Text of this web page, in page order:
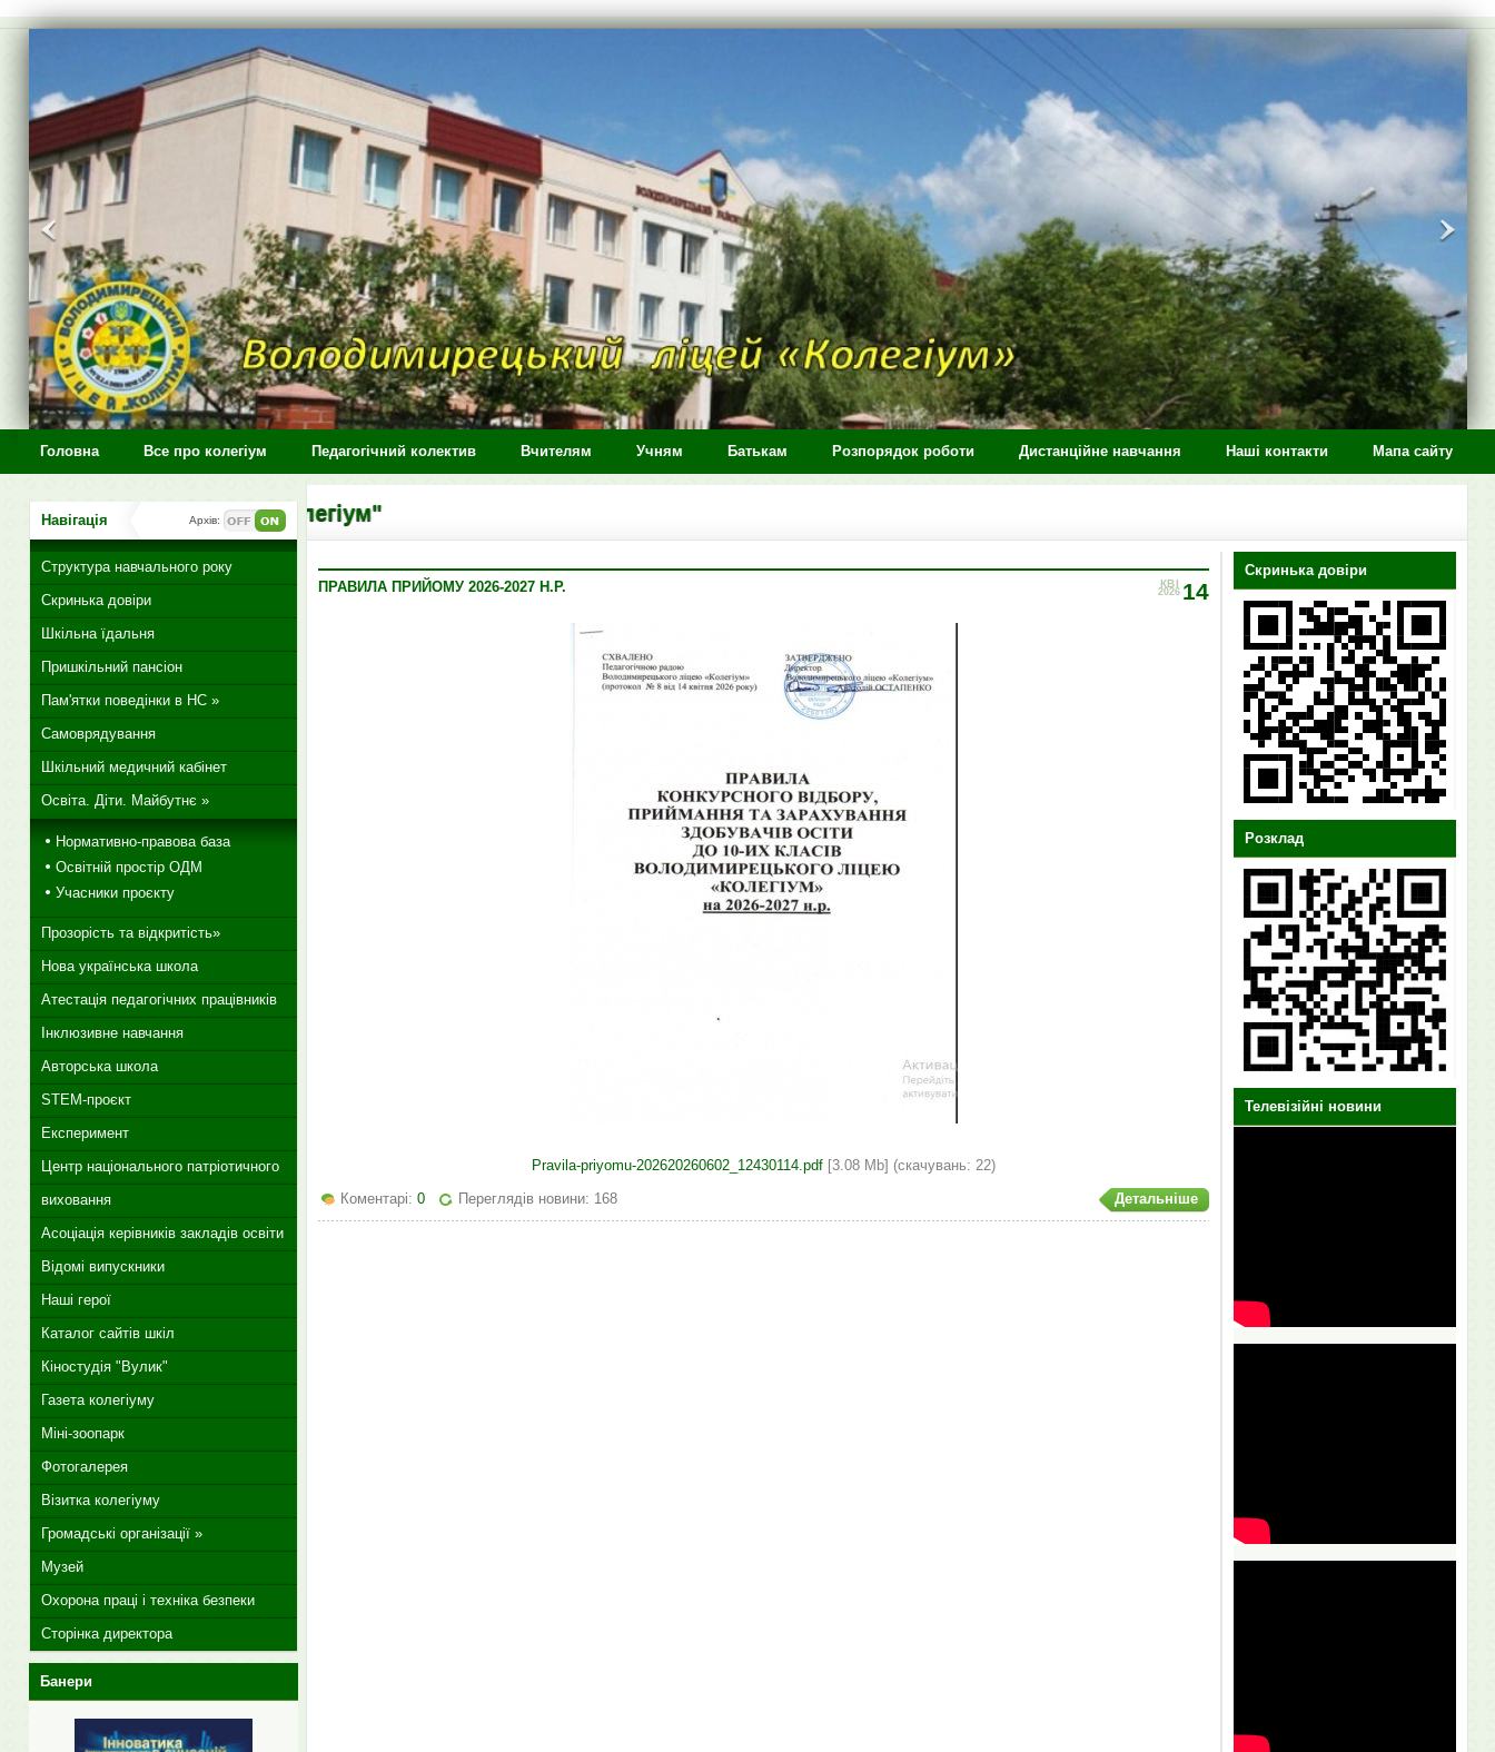
Головна Все про колегіум Педагогічний колектив Вчителям Учням Батькам Розпорядок роботи Дистанційне навчання Наші контакти Мапа сайту
ліцей "Колегіум"
14
КВІ
2026
ПРАВИЛА ПРИЙОМУ 2026-2027 Н.Р.
Pravila-priyomu-202620260602_12430114.pdf[3.08 Mb] (cкачувань: 22)
Детальніше
Коментарі: 0 Переглядів новини: 168
Скринька довіри
Розклад
Телевізійні новини
Навігація Архів:
Структура навчального року
Скринька довіри
Шкільна їдальня
Пришкільний пансіон
Пам'ятки поведінки в НС »
Самоврядування
Шкільний медичний кабінет
Освіта. Діти. Майбутнє »
Нормативно-правова база
Освітній простір ОДМ
Учасники проєкту
Прозорість та відкритість»
Нова українська школа
Атестація педагогічних працівників
Інклюзивне навчання
Авторська школа
STEM-проєкт
Експеримент
Центр національного патріотичного
виховання
Асоціація керівників закладів освіти
Відомі випускники
Наші герої
Каталог сайтів шкіл
Кіностудія "Вулик"
Газета колегіуму
Міні-зоопарк
Фотогалерея
Візитка колегіуму
Громадські організації »
Музей
Охорона праці і техніка безпеки
Сторінка директора
Банери